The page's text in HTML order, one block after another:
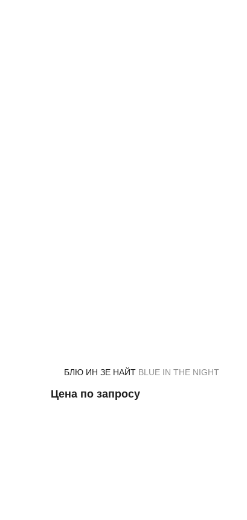
БЛЮ ИН ЗЕ НАЙТ BLUE IN THE NIGHT
Цена по запросу